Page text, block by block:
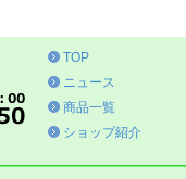
TOP
ニュース
商品一覧
ショップ紹介